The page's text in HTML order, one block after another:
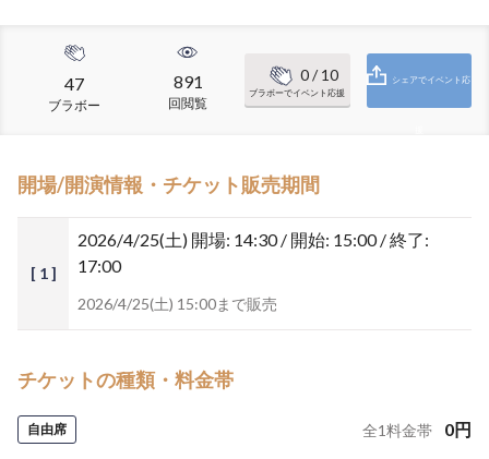
47
ブラボー
891
回閲覧
0/ 10
ブラボーでイベント応援
シェアでイベント応
開場/開演情報・チケット販売期間
[ 1 ]
2026/4/25(土) 開場: 14:30 / 開始: 15:00 / 終了:
17:00
2026/4/25(土) 15:00まで販売
チケットの種類・料金帯
自由席 全1料金帯 0円